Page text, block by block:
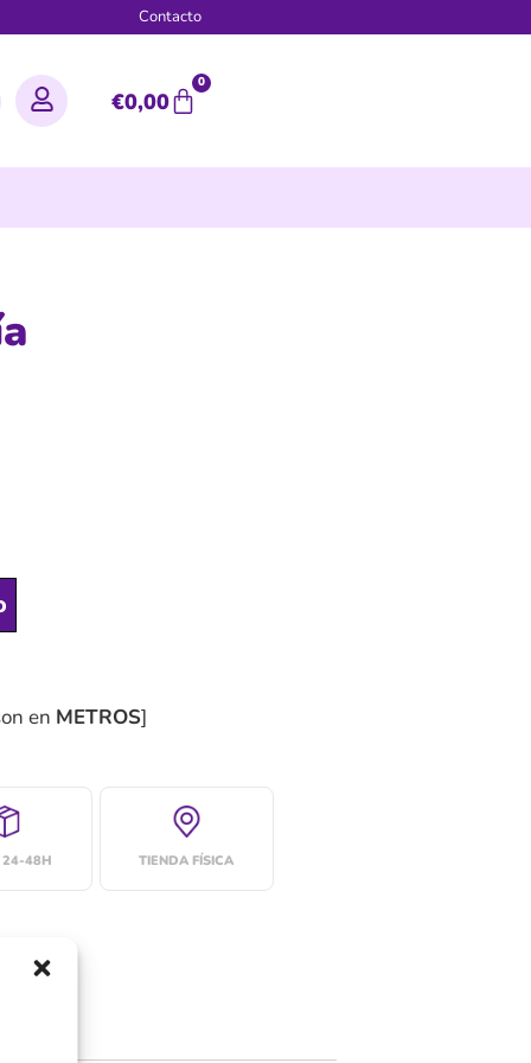
Contacto
€0,00
0
en METROS]
24-48H TIENDA FÍSICA